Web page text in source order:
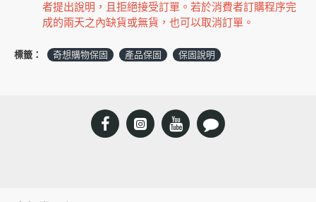
者提出說明，且拒絕接受訂單。 若於消費者訂購程序完
成的兩天之內缺貨或無貨，也可以取消訂單。
標籤： 奇想購物保固 產品保固 保固說明